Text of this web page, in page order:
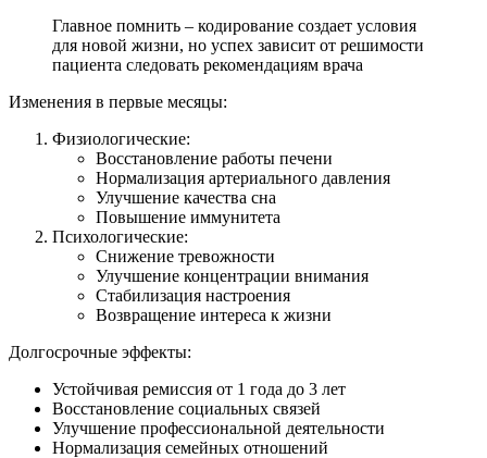
Главное помнить – кодирование создает условия
для новой жизни, но успех зависит от решимости
пациента следовать рекомендациям врача
Изменения в первые месяцы:
Физиологические:
Восстановление работы печени
Нормализация артериального давления
Улучшение качества сна
Повышение иммунитета
Психологические:
Снижение тревожности
Улучшение концентрации внимания
Стабилизация настроения
Возвращение интереса к жизни
Долгосрочные эффекты:
Устойчивая ремиссия от 1 года до 3 лет
Восстановление социальных связей
Улучшение профессиональной деятельности
Нормализация семейных отношений